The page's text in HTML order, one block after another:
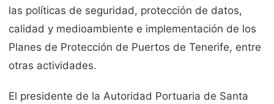
las políticas de seguridad, protección de datos,
calidad y medioambiente e implementación de los
Planes de Protección de Puertos de Tenerife, entre
otras actividades.
El presidente de la Autoridad Portuaria de Santa